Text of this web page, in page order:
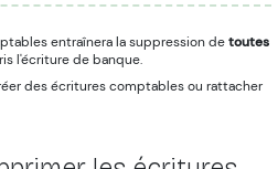
entraînera la suppression detoutes
l'écriture de banque.
des écritures comptables ou rattacher